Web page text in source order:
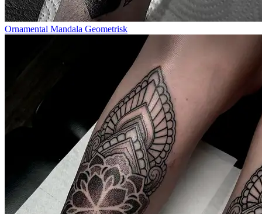
Ornamental Mandala Geometrisk